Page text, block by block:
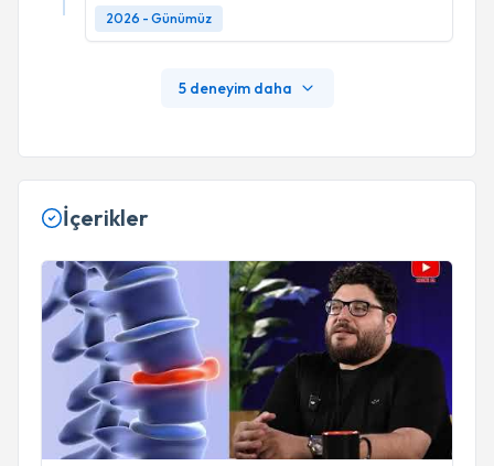
2026 - Günümüz
5 deneyim daha
İçerikler
Bel Fıtığı Nedir? Belirtileri, Tedavi Yöntemleri ve Tam Kapalı